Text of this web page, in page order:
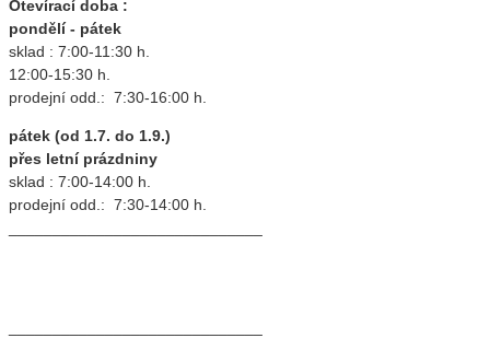
Otevírací doba :
pondělí - pátek
sklad : 7:00-11:30 h.
12:00-15:30 h.
prodejní odd.: 7:30-16:00 h.
pátek (od 1.7. do 1.9.)
přes letní prázdniny
sklad : 7:00-14:00 h.
prodejní odd.: 7:30-14:00 h.